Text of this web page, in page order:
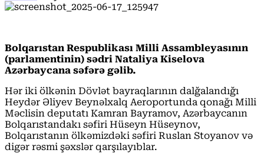
Bolqarıstan Respublikası Milli Assambleyasının
(parlamentinin) sədri Nataliya Kiselova
Azərbaycana səfərə gəlib.
Hər iki ölkənin Dövlət bayraqlarının dalğalandığı
Heydər Əliyev Beynəlxalq Aeroportunda qonağı Milli
Məclisin deputatı Kamran Bayramov, Azərbaycanın
Bolqarıstandakı səfiri Hüseyn Hüseynov,
Bolqarıstanın ölkəmizdəki səfiri Ruslan Stoyanov və
digər rəsmi şəxslər qarşılayıblar.